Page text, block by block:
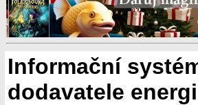
Informační
dodavatele